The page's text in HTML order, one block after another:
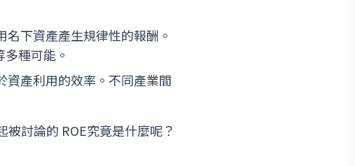
名下資產產生規律性的報酬。
種可能。
資產利用的效率。不同產業間
討論的 ROE究竟是什麼呢？